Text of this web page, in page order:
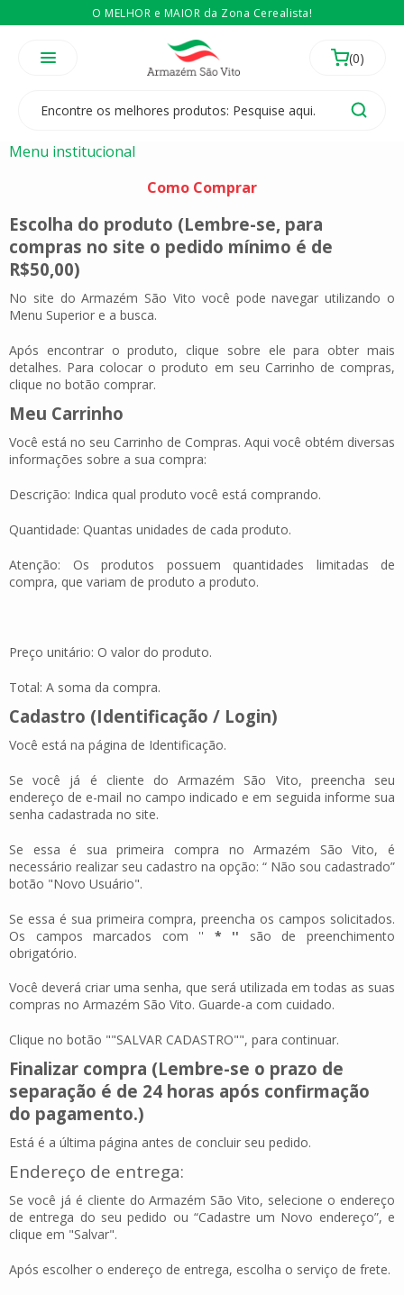
O MELHOR e MAIOR da Zona Cerealista!
Temos 3 lojas físicas na Zona Cerealista de São Paulo!
É revendedor? EntãoCompre no atacado
Menu institucional
Como Comprar
Escolha do produto (Lembre-se, para
compras no site o pedido mínimo é de
R$50,00)
No site do Armazém São Vito você pode navegar utilizando o
Menu Superior e a busca.
Após encontrar o produto, clique sobre ele para obter mais
detalhes. Para colocar o produto em seu Carrinho de compras,
clique no botão comprar.
Meu Carrinho
Você está no seu Carrinho de Compras. Aqui você obtém diversas
informações sobre a sua compra:
Descrição: Indica qual produto você está comprando.
Quantidade: Quantas unidades de cada produto.
Atenção: Os produtos possuem quantidades limitadas de
compra, que variam de produto a produto.
Preço unitário: O valor do produto.
Total: A soma da compra.
Cadastro (Identificação / Login)
Você está na página de Identificação.
Se você já é cliente do Armazém São Vito, preencha seu
endereço de e-mail no campo indicado e em seguida informe sua
senha cadastrada no site.
Se essa é sua primeira compra no Armazém São Vito, é
necessário realizar seu cadastro na opção: “ Não sou cadastrado”
botão "Novo Usuário".
Se essa é sua primeira compra, preencha os campos solicitados.
Os campos marcados com '' * '' são de preenchimento
obrigatório.
Você deverá criar uma senha, que será utilizada em todas as suas
compras no Armazém São Vito. Guarde-a com cuidado.
Clique no botão ""SALVAR CADASTRO"", para continuar.
Finalizar compra (Lembre-se o prazo de
separação é de 24 horas após confirmação
do pagamento.)
Está é a última página antes de concluir seu pedido.
Endereço de entrega:
Se você já é cliente do Armazém São Vito, selecione o endereço
de entrega do seu pedido ou “Cadastre um Novo endereço”, e
clique em "Salvar".
Após escolher o endereço de entrega, escolha o serviço de frete.